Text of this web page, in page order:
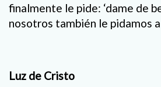
finalmente le pide: ‘dame de
nosotros también le pidamos a
Luz de Cristo